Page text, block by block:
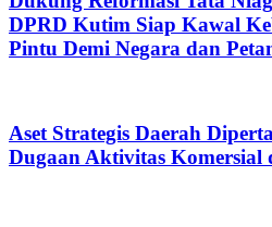
DPRD Kutim Siap Kawal
Pintu Demi Negara dan
Aset Strategis Daerah
Dugaan Aktivitas